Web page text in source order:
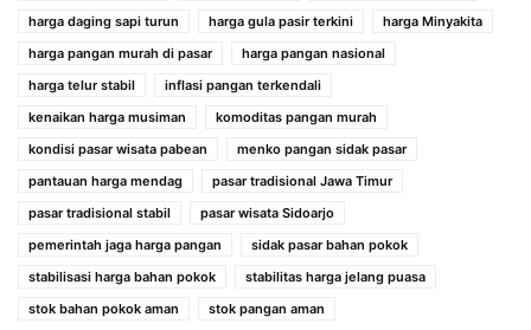
harga daging sapi turun
harga gula pasir terkini
harga Minyakita
harga pangan murah di pasar
harga pangan nasional
harga telur stabil
inflasi pangan terkendali
kenaikan harga musiman
komoditas pangan murah
kondisi pasar wisata pabean
menko pangan sidak pasar
pantauan harga mendag
pasar tradisional Jawa Timur
pasar tradisional stabil
pasar wisata Sidoarjo
pemerintah jaga harga pangan
sidak pasar bahan pokok
stabilisasi harga bahan pokok
stabilitas harga jelang puasa
stok bahan pokok aman
stok pangan aman